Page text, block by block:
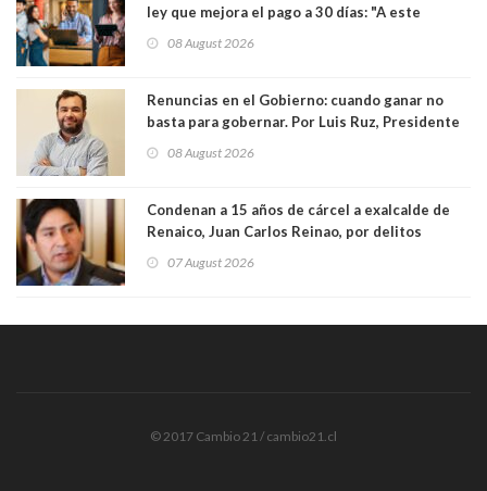
ley que mejora el pago a 30 días: "A este
medianas empresas"
08 August 2026
Renuncias en el Gobierno: cuando ganar no
basta para gobernar. Por Luis Ruz, Presidente
08 August 2026
Condenan a 15 años de cárcel a exalcalde de
Renaico, Juan Carlos Reinao, por delitos
07 August 2026
© 2017 Cambio 21 / cambio21.cl